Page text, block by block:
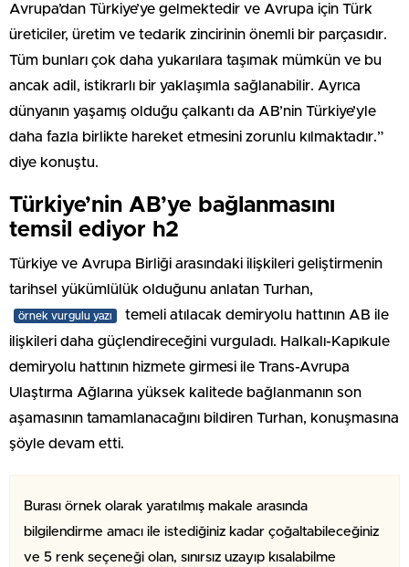
Avrupa’dan Türkiye’ye gelmektedir ve Avrupa için Türk
üreticiler, üretim ve tedarik zincirinin önemli bir parçasıdır.
Tüm bunları çok daha yukarılara taşımak mümkün ve bu
ancak adil, istikrarlı bir yaklaşımla sağlanabilir. Ayrıca
dünyanın yaşamış olduğu çalkantı da AB’nin Türkiye’yle
daha fazla birlikte hareket etmesini zorunlu kılmaktadır.”
diye konuştu.
Türkiye’nin AB’ye bağlanmasını
temsil ediyor h2
Türkiye ve Avrupa Birliği arasındaki ilişkileri geliştirmenin
tarihsel yükümlülük olduğunu anlatan Turhan,
örnek vurgulu yazı
temeli atılacak demiryolu hattının AB ile
ilişkileri daha güçlendireceğini vurguladı. Halkalı-Kapıkule
demiryolu hattının hizmete girmesi ile Trans-Avrupa
Ulaştırma Ağlarına yüksek kalitede bağlanmanın son
aşamasının tamamlanacağını bildiren Turhan, konuşmasına
şöyle devam etti.
Burası örnek olarak yaratılmış makale arasında
bilgilendirme amacı ile istediğiniz kadar çoğaltabileceğiniz
ve 5 renk seçeneği olan, sınırsız uzayıp kısalabilme